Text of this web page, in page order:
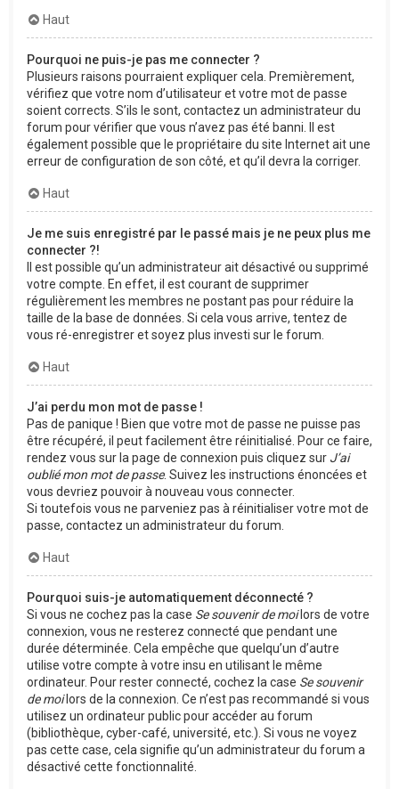
Haut
Pourquoi ne puis-je pas me connecter ?
Plusieurs raisons pourraient expliquer cela. Premièrement,
vérifiez que votre nom d’utilisateur et votre mot de passe
soient corrects. S’ils le sont, contactez un administrateur du
forum pour vérifier que vous n’avez pas été banni. Il est
également possible que le propriétaire du site Internet ait une
erreur de configuration de son côté, et qu’il devra la corriger.
Haut
Je me suis enregistré par le passé mais je ne peux plus me
connecter ?!
Il est possible qu’un administrateur ait désactivé ou supprimé
votre compte. En effet, il est courant de supprimer
régulièrement les membres ne postant pas pour réduire la
taille de la base de données. Si cela vous arrive, tentez de
vous ré-enregistrer et soyez plus investi sur le forum.
Haut
J’ai perdu mon mot de passe !
Pas de panique ! Bien que votre mot de passe ne puisse pas
être récupéré, il peut facilement être réinitialisé. Pour ce faire,
rendez vous sur la page de connexion puis cliquez sur J’ai
oublié mon mot de passe. Suivez les instructions énoncées et
vous devriez pouvoir à nouveau vous connecter.
Si toutefois vous ne parveniez pas à réinitialiser votre mot de
passe, contactez un administrateur du forum.
Haut
Pourquoi suis-je automatiquement déconnecté ?
Si vous ne cochez pas la case Se souvenir de moilors de votre
connexion, vous ne resterez connecté que pendant une
durée déterminée. Cela empêche que quelqu’un d’autre
utilise votre compte à votre insu en utilisant le même
ordinateur. Pour rester connecté, cochez la case Se souvenir
de moilors de la connexion. Ce n’est pas recommandé si vous
utilisez un ordinateur public pour accéder au forum
(bibliothèque, cyber-café, université, etc.). Si vous ne voyez
pas cette case, cela signifie qu’un administrateur du forum a
désactivé cette fonctionnalité.